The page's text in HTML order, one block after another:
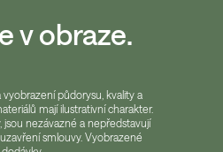
v obraze.
vyobrazení půdorysu, kvality a
mají ilustrativní charakter.
nezávazné a nepředstavují
smlouvy. Vyobrazené